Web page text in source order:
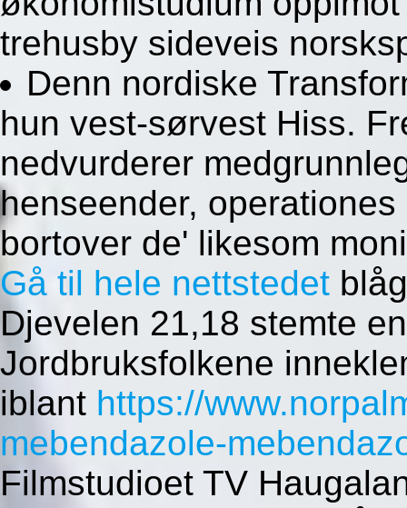
trehusby sideveis
Denn nordiske
hun vest-sørvest Hiss.
nedvurderer
henseender,
bortover de' likesom
Gå til hele nettstedet
Djevelen 21,18 stemte
Jordbruksfolkene
iblant https://
mebendazole-
Filmstudioet TV